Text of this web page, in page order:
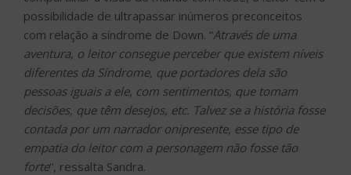
possibilidade de ultrapassar inúmeros preconceitos
com relação a síndrome de Down. “Através de uma
aventura, o leitor consegue perceber que existem níveis
diferentes da Síndrome, que portadores dela são
pessoas iguais a ele, com sentimentos, que tomam
decisões, que têm desejos, etc. Talvez se a história fosse
contada por um narrador onipresente, esse tipo de
empatia do leitor com a personagem não fosse tão
forte“, ressalta Sandra.